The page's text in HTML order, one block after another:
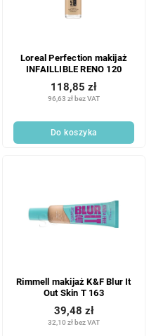
Loreal Perfection makijaż
INFAILLIBLE RENO 120
96,63 zł bez VAT
118,85 zł
Do koszyka
Rimmell makijaż K&F Blur It
Out Skin T 163
32,10 zł bez VAT
39,48 zł